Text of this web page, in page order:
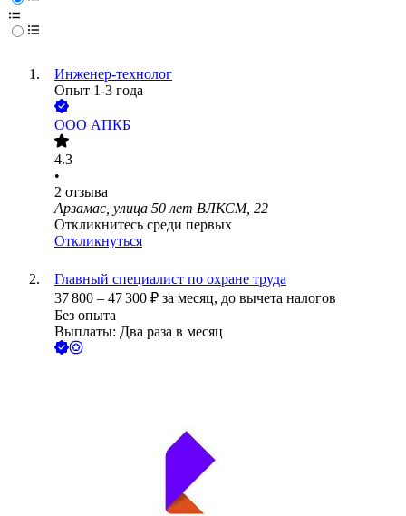
Инженер-технолог
Опыт 1-3 года
ООО АПКБ
4.3
•
2 отзыва
Арзамас, улица 50 лет ВЛКСМ, 22
Откликнитесь среди первых
Откликнуться
Главный специалист по охране труда
37 800 – 47 300 ₽ за месяц, до вычета налогов
Без опыта
Выплаты: Два раза в месяц